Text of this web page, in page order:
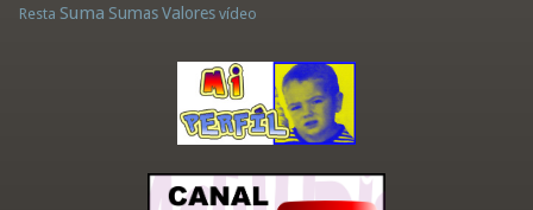
Resta Suma Sumas Valores vídeo